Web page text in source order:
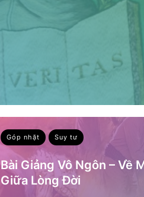
Góp nhặt Suy tư
Bài Giảng Vô Ngôn – Về
Giữa Lòng Đời